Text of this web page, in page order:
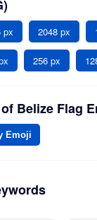
px 2048 px
256 px
Belize Flag
Emoji